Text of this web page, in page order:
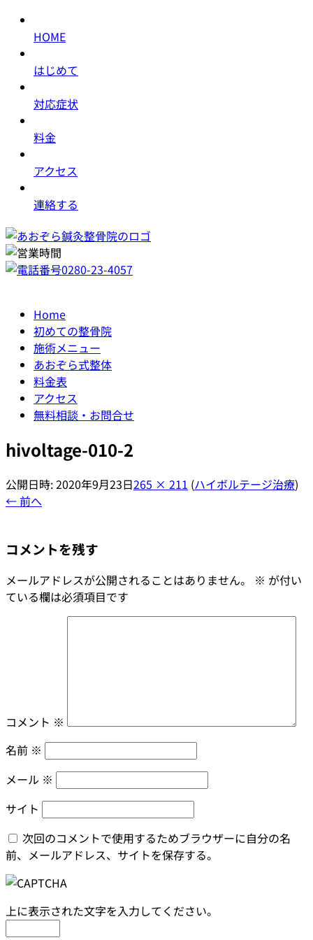
HOME
はじめて
対応症状
料金
アクセス
連絡する
Home
初めての整骨院
施術メニュー
あおぞら式整体
料金表
アクセス
無料相談・お問合せ
hivoltage-010-2
公開日時:2020年9月23日265 × 211 (ハイボルテージ治療)
← 前へ
コメントを残す
メールアドレスが公開されることはありません。 ※ が付い
ている欄は必須項目です
コメント ※
名前 ※
メール ※
サイト
次回のコメントで使用するためブラウザーに自分の名
前、メールアドレス、サイトを保存する。
上に表示された文字を入力してください。